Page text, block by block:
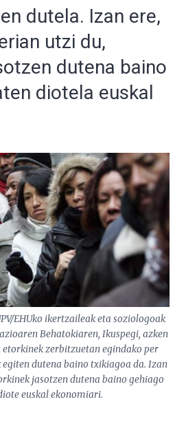
dutela. Izan ere,
utzi du,
dutena baino
diotela euskal
EHUko ikertzaileak eta soziologoak
Behatokiaren, Ikuspegi, azken
zerbitzuetan egindako per
dutena baino txikiagoa da. Izan
jasotzen dutena baino gehiago
euskal ekonomiari.